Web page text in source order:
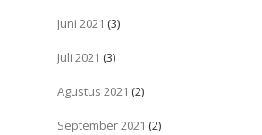
Juni 2021 (3)
Juli 2021 (3)
Agustus 2021 (2)
September 2021 (2)